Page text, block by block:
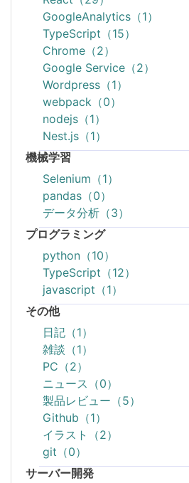
GoogleAnalytics（1）
TypeScript（15）
Chrome（2）
Google Service（2）
Wordpress（1）
webpack（0）
nodejs（1）
Nest.js（1）
機械学習
Selenium（1）
pandas（0）
データ分析（3）
プログラミング
python（10）
TypeScript（12）
javascript（1）
その他
日記（1）
雑談（1）
PC（2）
ニュース（0）
製品レビュー（5）
Github（1）
イラスト（2）
git（0）
サーバー開発